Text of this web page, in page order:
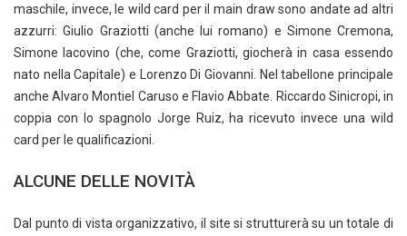
maschile, invece, le wild card per il main draw sono andate ad altri
azzurri: Giulio Graziotti (anche lui romano) e Simone Cremona,
Simone Iacovino (che, come Graziotti, giocherà in casa essendo
nato nella Capitale) e Lorenzo Di Giovanni. Nel tabellone principale
anche Alvaro Montiel Caruso e Flavio Abbate. Riccardo Sinicropi, in
coppia con lo spagnolo Jorge Ruiz, ha ricevuto invece una wild
card per le qualificazioni.
ALCUNE DELLE NOVITÀ
Dal punto di vista organizzativo, il site si strutturerà su un totale di